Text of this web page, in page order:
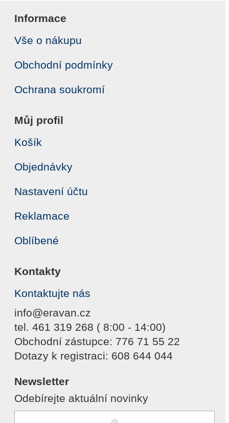
Informace
Vše o nákupu
Obchodní podmínky
Ochrana soukromí
Můj profil
Košík
Objednávky
Nastavení účtu
Reklamace
Oblíbené
Kontakty
Kontaktujte nás
info@eravan.cz
tel. 461 319 268 ( 8:00 - 14:00)
Obchodní zástupce: 776 71 55 22
Dotazy k registraci: 608 644 044
Newsletter
Odebírejte aktuální novinky